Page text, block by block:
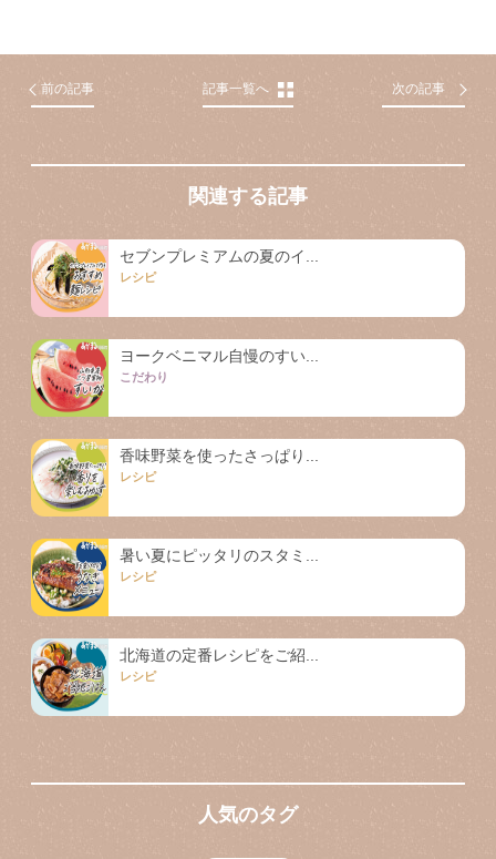
前の記事 記事一覧へ 次の記事
関連する記事
セブンプレミアムの夏のイ...
レシピ
ヨークベニマル自慢のすい...
こだわり
香味野菜を使ったさっぱり...
レシピ
暑い夏にピッタリのスタミ...
レシピ
北海道の定番レシピをご紹...
レシピ
人気のタグ